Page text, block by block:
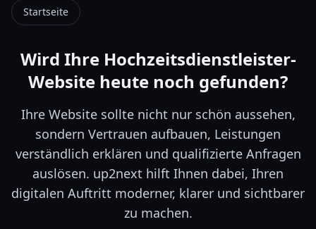
Startseite
Wird Ihre Hochzeitsdienstleister-
Website heute noch gefunden?
Ihre Website sollte nicht nur schön aussehen,
sondern Vertrauen aufbauen, Leistungen
verständlich erklären und qualifizierte Anfragen
auslösen. up2next hilft Ihnen dabei, Ihren
digitalen Auftritt moderner, klarer und sichtbarer
zu machen.